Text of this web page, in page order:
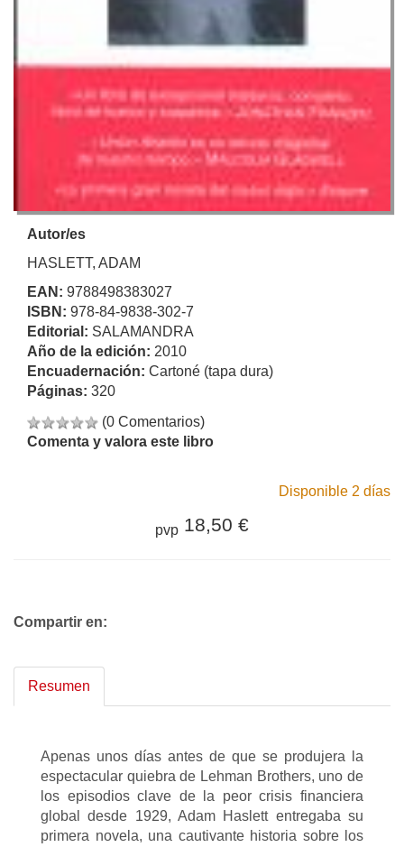
Autor/es
HASLETT, ADAM
EAN: 9788498383027
ISBN: 978-84-9838-302-7
Editorial: SALAMANDRA
Año de la edición: 2010
Encuadernación: Cartoné (tapa dura)
Páginas: 320
(0 Comentarios)
Comenta y valora este libro
Disponible 2 días
pvp 18,50 €
Compartir en:
Resumen
Apenas unos días antes de que se produjera la
espectacular quiebra de Lehman Brothers, uno de
los episodios clave de la peor crisis financiera
global desde 1929, Adam Haslett entregaba su
primera novela, una cautivante historia sobre los